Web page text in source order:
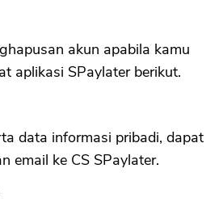
akun apabila kamu
aplikasi SPaylater berikut.
data informasi pribadi, dapat
email ke CS SPaylater.